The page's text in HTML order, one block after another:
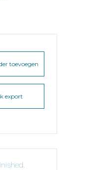
toevoegen
export